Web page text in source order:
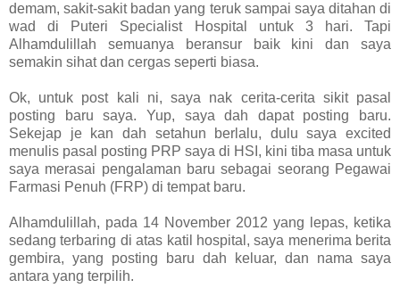
demam, sakit-sakit badan yang teruk sampai saya ditahan di
wad di Puteri Specialist Hospital untuk 3 hari. Tapi
Alhamdulillah semuanya beransur baik kini dan saya
semakin sihat dan cergas seperti biasa.
Ok, untuk post kali ni, saya nak cerita-cerita sikit pasal
posting baru saya. Yup, saya dah dapat posting baru.
Sekejap je kan dah setahun berlalu, dulu saya excited
menulis pasal posting PRP saya di HSI, kini tiba masa untuk
saya merasai pengalaman baru sebagai seorang Pegawai
Farmasi Penuh (FRP) di tempat baru.
Alhamdulillah, pada 14 November 2012 yang lepas, ketika
sedang terbaring di atas katil hospital, saya menerima berita
gembira, yang posting baru dah keluar, dan nama saya
antara yang terpilih.